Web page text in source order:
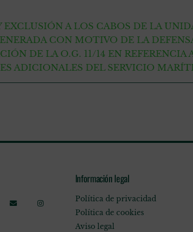
EXCLUSIÓN A LOS CABOS DE LA
CON MOTIVO DE LA
DE LA O.G. 11/14 EN REFERENCIA
ADICIONALES DEL SERVICIO
Información legal
Política de privacidad
Política de cookies
Aviso legal